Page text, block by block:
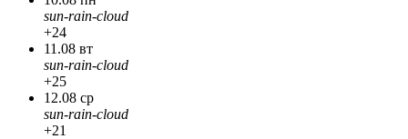
sun-rain-cloud
+24
11.08 вт
sun-rain-cloud
+25
12.08 ср
sun-rain-cloud
+21